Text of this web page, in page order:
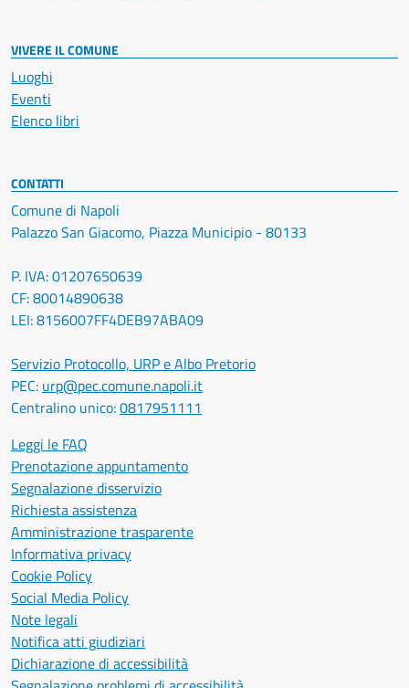
VIVERE IL COMUNE
Luoghi
Eventi
Elenco libri
CONTATTI
Comune di Napoli
Palazzo San Giacomo, Piazza Municipio - 80133
P. IVA: 01207650639
CF: 80014890638
LEI: 8156007FF4DEB97ABA09
Servizio Protocollo, URP e Albo Pretorio
PEC: urp@pec.comune.napoli.it
Centralino unico:0817951111
Leggi le FAQ
Prenotazione appuntamento
Segnalazione disservizio
Richiesta assistenza
Amministrazione trasparente
Informativa privacy
Cookie Policy
Social Media Policy
Note legali
Notifica atti giudiziari
Dichiarazione di accessibilità